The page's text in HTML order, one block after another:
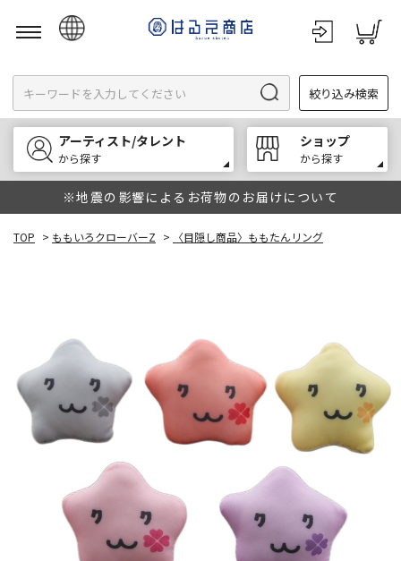
English
한국어
中文
絞り込み検索
アーティスト/タレント
から探す
ショップ
から探す
※地震の影響によるお荷物のお届けについて
TOP > ももいろクローバーZ > 〈目隠し商品〉ももたんリング